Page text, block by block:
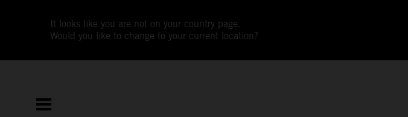
It looks like you are not on your country page.
Would you like to change to your current location?